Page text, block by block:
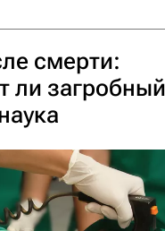
смерти:
ли